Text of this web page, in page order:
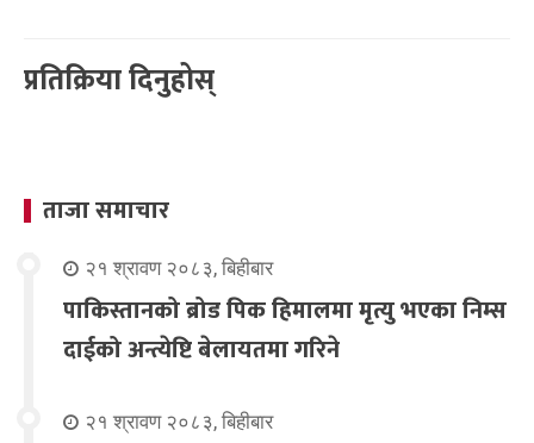
प्रतिक्रिया दिनुहोस्
ताजा समाचार
२१ श्रावण २०८३, बिहीबार
पाकिस्तानको ब्रोड पिक हिमालमा मृत्यु भएका निम्स
दाईको अन्त्येष्टि बेलायतमा गरिने
२१ श्रावण २०८३, बिहीबार